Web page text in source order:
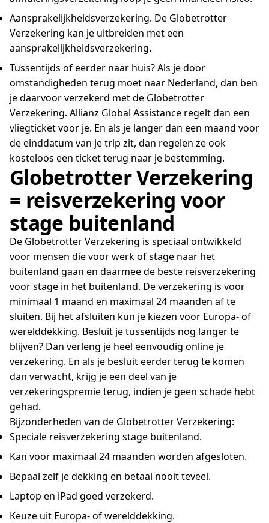
Aansprakelijkheidsverzekering. De Globetrotter
Verzekering kan je uitbreiden met een
aansprakelijkheidsverzekering.
Tussentijds of eerder naar huis?Als je door
omstandigheden terug moet naar Nederland, dan ben
je daarvoor verzekerd met de Globetrotter
Verzekering. Allianz Global Assistance regelt dan een
vliegticket voor je. En als je langer dan een maand voor
de einddatum van je trip zit, dan regelen ze ook
kosteloos een ticket terug naar je bestemming.
Globetrotter Verzekering
= reisverzekering voor
stage buitenland
De Globetrotter Verzekering is speciaal ontwikkeld
voor mensen die voor werk of stage naar het
buitenland gaan en daarmee de beste reisverzekering
voor stage in het buitenland. De verzekering is voor
minimaal 1 maand en maximaal 24 maanden af te
sluiten. Bij het afsluiten kun je kiezen voor Europa- of
werelddekking. Besluit je tussentijds nog langer te
blijven? Dan verleng je heel eenvoudig online je
verzekering. En als je besluit eerder terug te komen
dan verwacht, krijg je een deel van je
verzekeringspremie terug, indien je geen schade hebt
gehad.
Bijzonderheden van de Globetrotter Verzekering:
Speciale reisverzekering stage buitenland.
Kan voor maximaal 24 maanden worden afgesloten.
Bepaal zelf je dekking en betaal nooit teveel.
Laptop en iPad goed verzekerd.
Keuze uit Europa- of werelddekking.